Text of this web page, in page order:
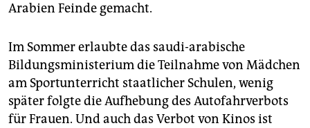
Arabien Feinde gemacht.
Im Sommer erlaubte das saudi-arabische
Bildungsministerium die Teilnahme von Mädchen
am Sportunterricht staatlicher Schulen, wenig
später folgte die Aufhebung des Autofahrverbots
für Frauen. Und auch das Verbot von Kinos ist